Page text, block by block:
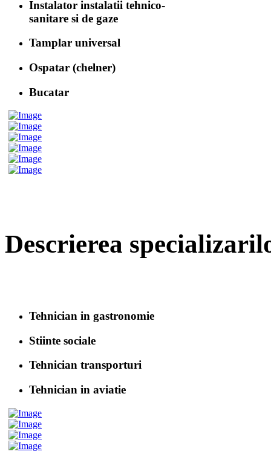
Instalator instalatii tehnico-
sanitare si de gaze
Tamplar universal
Ospatar (chelner)
Bucatar
Descrierea
Tehnician in gastronomie
Stiinte sociale
Tehnician transporturi
Tehnician in aviatie